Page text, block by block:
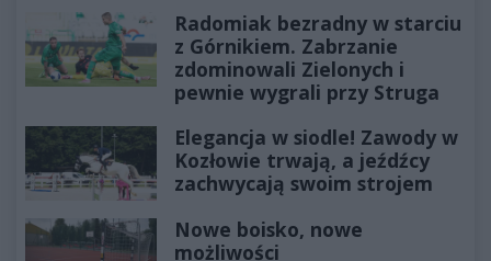
Radomiak bezradny w starciu
z Górnikiem. Zabrzanie
zdominowali Zielonych i
pewnie wygrali przy Struga
Elegancja w siodle! Zawody w
Kozłowie trwają, a jeźdźcy
zachwycają swoim strojem
Nowe boisko, nowe
możliwości